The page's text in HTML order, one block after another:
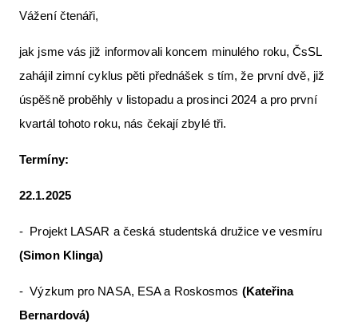
Vážení čtenáři,
jak jsme vás již informovali koncem minulého roku, ČsSL
zahájil zimní cyklus pěti přednášek s tím, že první dvě, již
úspěšně proběhly v listopadu a prosinci 2024 a pro první
kvartál tohoto roku, nás čekají zbylé tři.
Termíny:
22.1.2025
- Projekt LASAR a česká studentská družice ve vesmíru
(Simon Klinga)
- Výzkum pro NASA, ESA a Roskosmos (Kateřina
Bernardová)
Série & speciály
Letecká videa
Aktuální FR + archiv
The SAFE Guide app
Inzerujte s námi